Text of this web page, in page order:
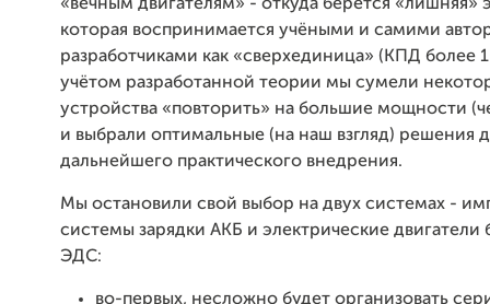
«вечным двигателям» - откуда берётся «лишняя»
которая воспринимается учёными и самими
разработчиками как «сверхединица» (КПД более
учётом разработанной теории мы сумели
устройства «повторить» на большие мощности
и выбрали оптимальные (на наш взгляд) решения
дальнейшего практического внедрения.
Мы остановили свой выбор на двух системах -
системы зарядки АКБ и электрические двигатели
ЭДС:
во-первых, несложно будет организовать